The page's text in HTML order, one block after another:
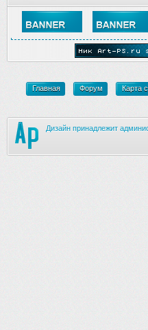
Главная Форум Карта
Дизайн принадлежит